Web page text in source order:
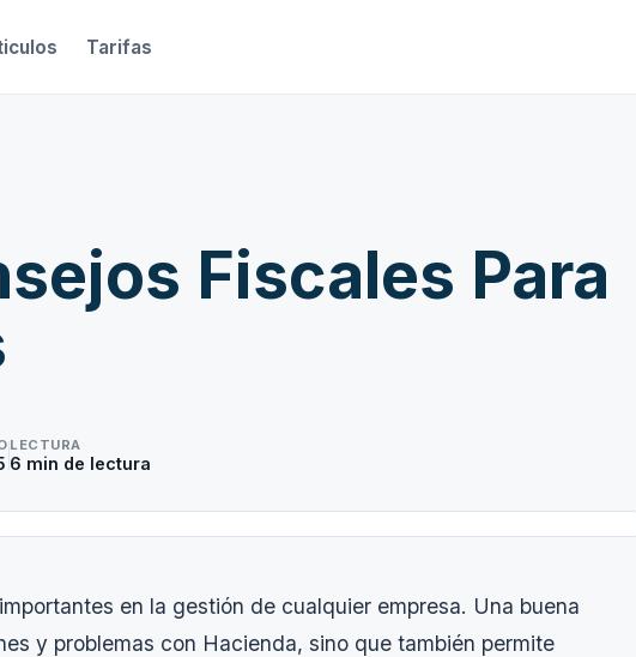
Tarifas
Fiscales Para
LECTURA
6 min de lectura
en la gestión de cualquier empresa. Una buena
y problemas con Hacienda, sino que también permite